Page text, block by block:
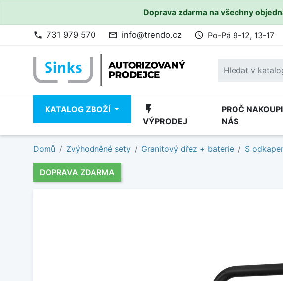
Doprava zdarma na všechny
phone 731 979 570 mail_outline info@trendo.cz access_time Po-Pá 9-12, 13-17
KATALOG ZBOŽÍ flash_on
VÝPRODEJ
PROČ
NÁS
Domů Zvýhodněné sety Granitový dřez + baterie S
DOPRAVA ZDARMA